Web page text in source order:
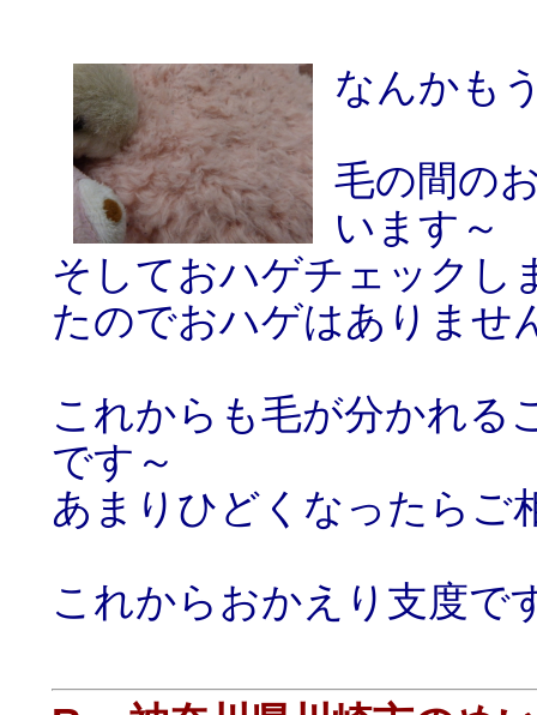
なんかも
毛の間の
います～
そしておハゲチェックし
たのでおハゲはありませ
これからも毛が分かれる
です～
あまりひどくなったらご
これからおかえり支度で